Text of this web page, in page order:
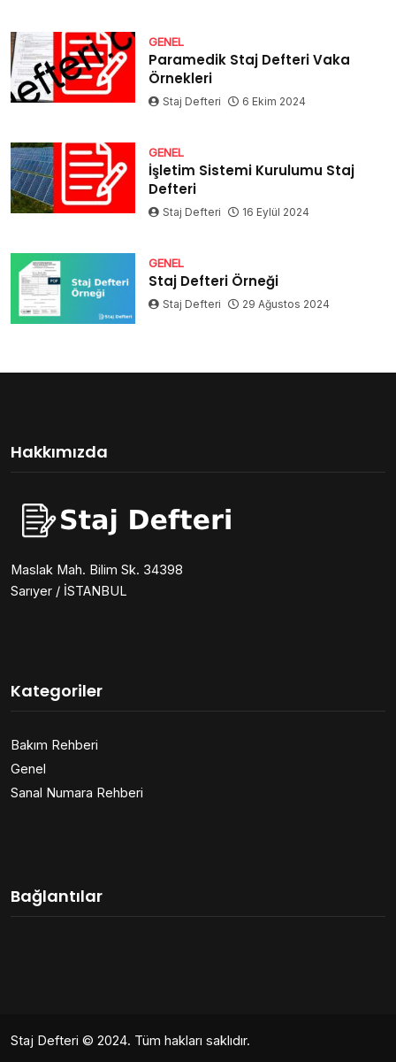
GENEL
Paramedik Staj Defteri Vaka
Örnekleri
Staj Defteri 6 Ekim 2024
GENEL
İşletim Sistemi Kurulumu Staj
Defteri
Staj Defteri 16 Eylül 2024
GENEL
Staj Defteri Örneği
Staj Defteri 29 Ağustos 2024
Hakkımızda
Maslak Mah. Bilim Sk. 34398
Sarıyer / İSTANBUL
Kategoriler
Bakım Rehberi
Genel
Sanal Numara Rehberi
Bağlantılar
Staj Defteri © 2024. Tüm hakları saklıdır.